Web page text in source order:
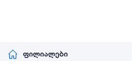
ფილიალები